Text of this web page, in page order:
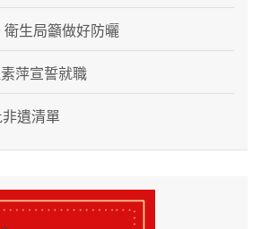
生局籲做好防曬
萍宣誓就職
遺清單